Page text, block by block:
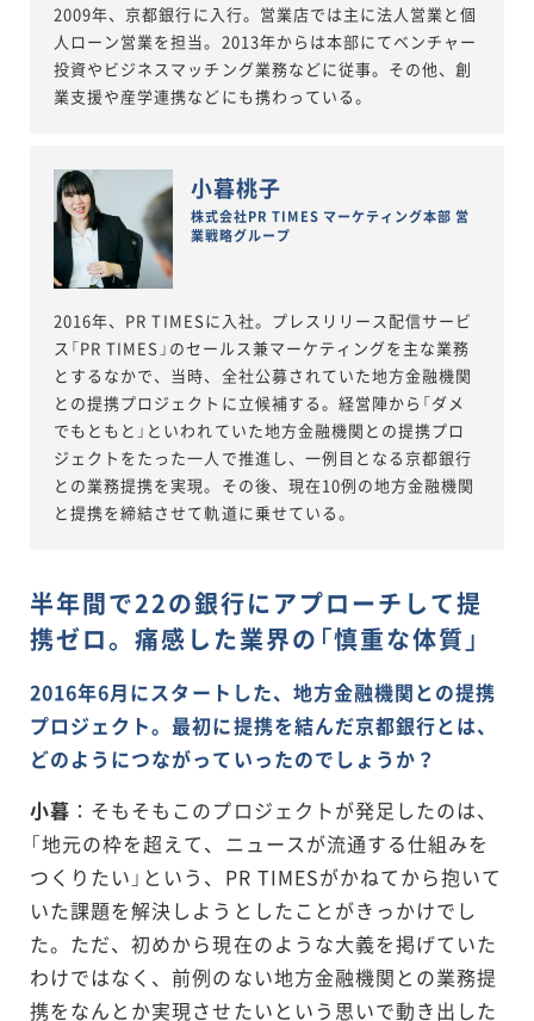
2009年、京都銀行に入行。営業店では主に法人営業と個
人ローン営業を担当。2013年からは本部にてベンチャー
投資やビジネスマッチング業務などに従事。その他、創
業支援や産学連携などにも携わっている。
小暮桃子
株式会社PR TIMES マーケティング本部 営
業戦略グループ
2016年、PR TIMESに入社。プレスリリース配信サービ
ス「PR TIMES」のセールス兼マーケティングを主な業務
とするなかで、当時、全社公募されていた地方金融機関
との提携プロジェクトに立候補する。経営陣から「ダメ
でもともと」といわれていた地方金融機関との提携プロ
ジェクトをたった一人で推進し、一例目となる京都銀行
との業務提携を実現。その後、現在10例の地方金融機関
と提携を締結させて軌道に乗せている。
半年間で22の銀行にアプローチして提
携ゼロ。痛感した業界の「慎重な体質」
2016年6月にスタートした、地方金融機関との提携
プロジェクト。最初に提携を結んだ京都銀行とは、
どのようにつながっていったのでしょうか？
小暮 ：そもそもこのプロジェクトが発足したのは、
「地元の枠を超えて、ニュースが流通する仕組みを
つくりたい」という、PR TIMESがかねてから抱いて
いた課題を解決しようとしたことがきっかけでし
た。ただ、初めから現在のような大義を掲げていた
わけではなく、前例のない地方金融機関との業務提
携をなんとか実現させたいという思いで動き出した